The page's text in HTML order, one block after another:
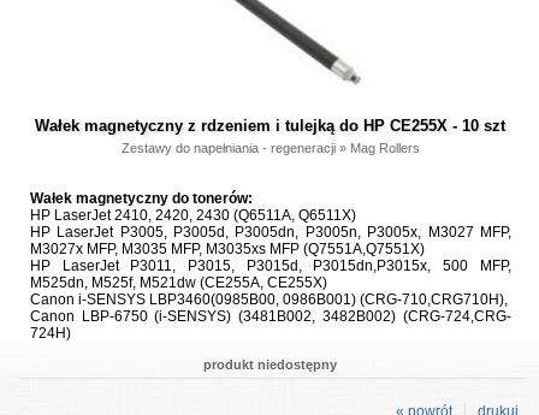
Wałek magnetyczny z rdzeniem i tulejką do HP CE255X - 10 szt
Zestawy do napełniania - regeneracji» Mag Rollers
Wałek magnetyczny do tonerów:
HP LaserJet 2410, 2420, 2430 (Q6511A, Q6511X)
HP LaserJet P3005, P3005d, P3005dn, P3005n, P3005x, M3027 MFP,
M3027x MFP, M3035 MFP, M3035xs MFP (Q7551A,Q7551X)
HP LaserJet P3011, P3015, P3015d, P3015dn,P3015x, 500 MFP,
M525dn, M525f, M521dw (CE255A, CE255X)
Canon i-SENSYS LBP3460(0985B00, 0986B001) (CRG-710,CRG710H),
Canon LBP-6750 (i-SENSYS) (3481B002, 3482B002) (CRG-724,CRG-
724H)
produkt niedostępny
drukuj
« powrót